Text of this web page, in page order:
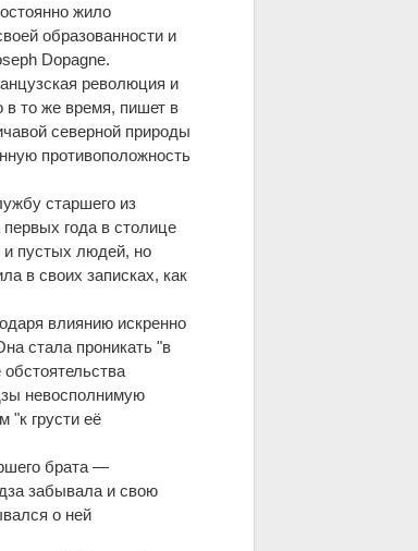
жило
образованности и
Dopagne.
революция и
в то же время, пишет в
северной природы
противоположность
старшего из
года в столице
и пустых людей, но
в своих записках, как
влиянию искренно
стала проникать "в
невосполнимую
"к грусти её
брата —
забывала и свою
о ней